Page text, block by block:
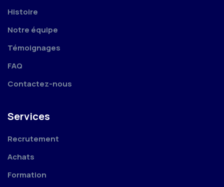
Histoire
Notre équipe
Témoignages
FAQ
Contactez-nous
Services
Recrutement
Achats
Formation